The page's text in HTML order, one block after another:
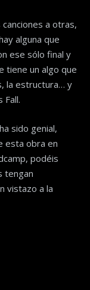
a otras,
alguna que
ese sólo final y
tiene un algo que
la estructura… y
Fall.
sido genial,
esta obra en
podéis
tengan
vistazo a la